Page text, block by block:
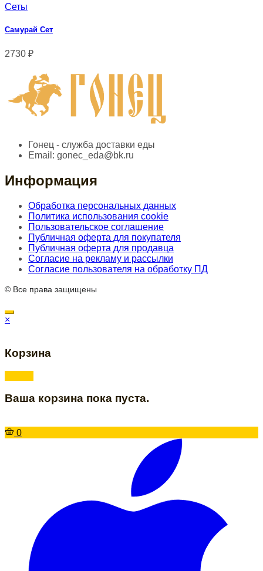
Сеты
Самурай Сет
2730 ₽
Гонец - служба доставки еды
Email: gonec_eda@bk.ru
Информация
Обработка персональных данных
Политика использования cookie
Пользовательское соглашение
Публичная оферта для покупателя
Публичная оферта для продавца
Согласие на рекламу и рассылки
Согласие пользователя на обработку ПД
© Все права защищены
×
Корзина
Ваша корзина пока пуста.
0